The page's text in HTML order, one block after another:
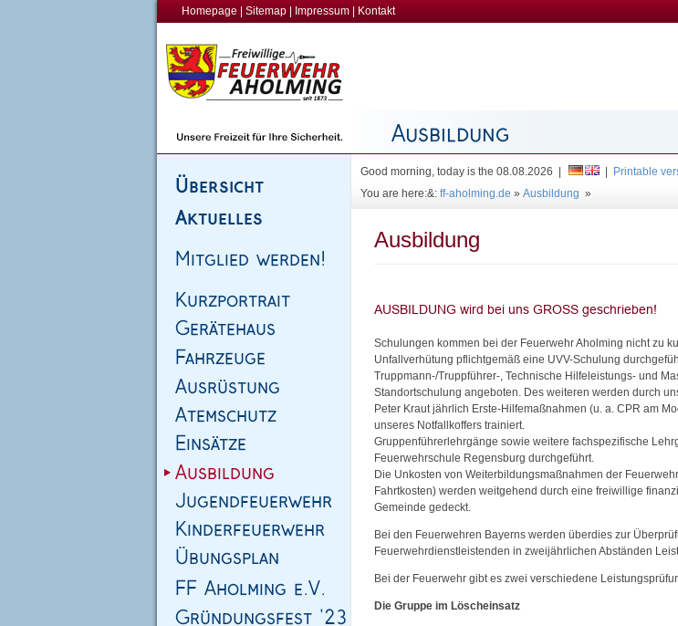
Homepage Sitemap Impressum Kontakt
Good morning, today is the 08.08.2026 | Printable
You are here:&: ff-aholming.de » Ausbildung »
Ausbildung
Schulungen kommen bei der Feuerwehr Aholming nicht zu
Unfallverhütung pflichtgemäß eine UVV-Schulung
Truppmann-/Truppführer-, Technische Hilfeleistungs- und
Standortschulung angeboten. Des weiteren werden durch
Peter Kraut jährlich Erste-Hilfemaßnahmen (u. a. CPR am
unseres Notfallkoffers trainiert.
Gruppenführerlehrgänge sowie weitere fachspezifische
Feuerwehrschule Regensburg durchgeführt.
Die Unkosten von Weiterbildungsmaßnahmen der
Fahrtkosten) werden weitgehend durch eine freiwillige
Gemeinde gedeckt.
Bei den Feuerwehren Bayerns werden überdies zur
Feuerwehrdienstleistenden in zweijährlichen Abständen
Bei der Feuerwehr gibt es zwei verschiedene
Die Gruppe im Löscheinsatz